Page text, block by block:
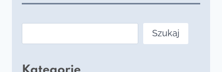
Szukaj